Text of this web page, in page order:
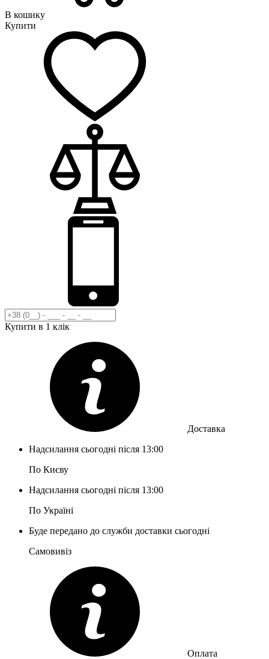
В кошику
Купити
Купити в 1 клік
Доставка
Надсилання сьогодні після 13:00
По Києву
Надсилання сьогодні після 13:00
По Україні
Буде передано до служби доставки сьогодні
Самовивіз
Оплата